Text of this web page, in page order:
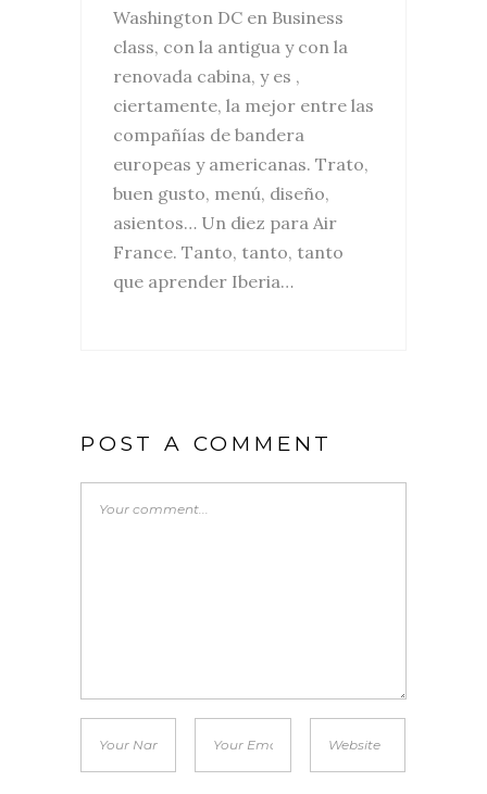
Washington DC en Business
class, con la antigua y con la
renovada cabina, y es ,
ciertamente, la mejor entre las
compañías de bandera
europeas y americanas. Trato,
buen gusto, menú, diseño,
asientos… Un diez para Air
France. Tanto, tanto, tanto
que aprender Iberia…
POST A COMMENT